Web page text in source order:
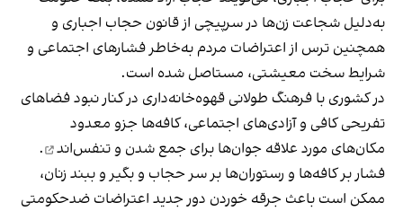
به‌دلیل شجاعت زن‌ها در سرپیچی از قانون حجاب اجباری و
همچنین ترس از اعتراضات مردم به‌خاطر فشارهای اجتماعی و
شرایط سخت معیشتی، مستاصل شده است.
در کشوری با فرهنگ طولانی قهوه‌‌خانه‌داری در کنار نبود فضاهای
تفریحی کافی و آزادی‌های اجتماعی، کافه‌ها جزو معدود
مکان‌های مورد علاقه جوان‌ها برای جمع شدن و تنفس‌اند
.
فشار بر کافه‌ها و رستوران‌ها بر سر حجاب و بگیر و ببند زنان،
ممکن است باعث جرقه خوردن دور جدید اعتراضات ضدحکومتی